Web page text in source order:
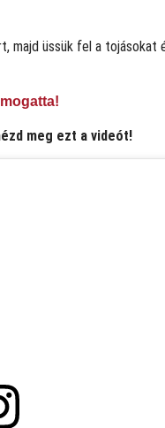
majd üssük fel a tojásokat
meg ezt a videót!